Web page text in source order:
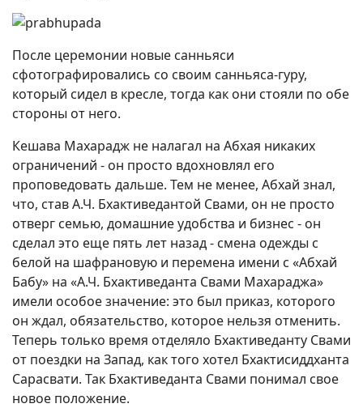
После церемонии новые санньяси
сфотографировались со своим санньяса-гуру,
который сидел в кресле, тогда как они стояли по обе
стороны от него.
Кешава Махарадж не налагал на Абхая никаких
ограничений - он просто вдохновлял его
проповедовать дальше. Тем не менее, Абхай знал,
что, став А.Ч. Бхактиведантой Свами, он не просто
отверг семью, домашние удобства и бизнес - он
сделал это еще пять лет назад - смена одежды с
белой на шафрановую и перемена имени с «Абхай
Бабу» на «А.Ч. Бхактиведанта Свами Махараджа»
имели особое значение: это был приказ, которого
он ждал, обязательство, которое нельзя отменить.
Теперь только время отделяло Бхактиведанту Свами
от поездки на Запад, как того хотел Бхактисиддханта
Сарасвати. Так Бхактиведанта Свами понимал свое
новое положение.